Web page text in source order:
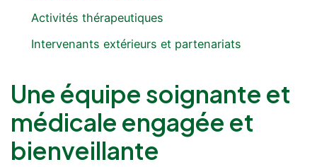
Activités thérapeutiques
Intervenants extérieurs et partenariats
Une équipe soignante et
médicale engagée et
bienveillante